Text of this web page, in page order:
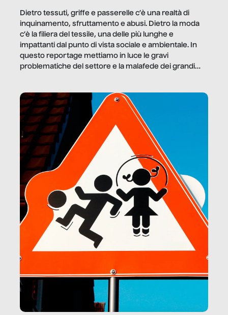
Dietro tessuti, griffe e passerelle c’è una realtà di
inquinamento, sfruttamento e abusi. Dietro la moda
c’è la filiera del tessile, una delle più lunghe e
impattanti dal punto di vista sociale e ambientale. In
questo reportage mettiamo in luce le gravi
problematiche del settore e la malafede dei grandi